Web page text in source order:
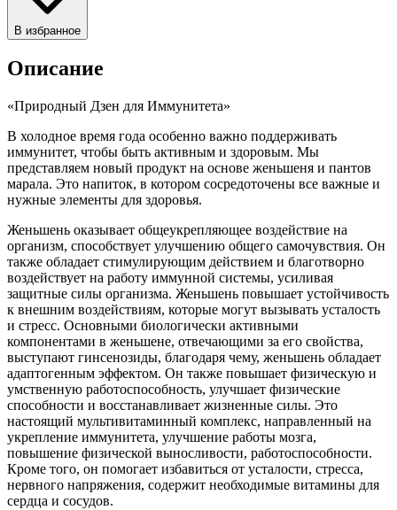
В избранное
Описание
«Природный Дзен для Иммунитета»
В холодное время года особенно важно поддерживать
иммунитет, чтобы быть активным и здоровым. Мы
представляем новый продукт на основе женьшеня и пантов
марала. Это напиток, в котором сосредоточены все важные и
нужные элементы для здоровья.
Женьшень оказывает общеукрепляющее воздействие на
организм, способствует улучшению общего самочувствия. Он
также обладает стимулирующим действием и благотворно
воздействует на работу иммунной системы, усиливая
защитные силы организма. Женьшень повышает устойчивость
к внешним воздействиям, которые могут вызывать усталость
и стресс. Основными биологически активными
компонентами в женьшене, отвечающими за его свойства,
выступают гинсенозиды, благодаря чему, женьшень обладает
адаптогенным эффектом. Он также повышает физическую и
умственную работоспособность, улучшает физические
способности и восстанавливает жизненные силы. Это
настоящий мультивитаминный комплекс, направленный на
укрепление иммунитета, улучшение работы мозга,
повышение физической выносливости, работоспособности.
Кроме того, он помогает избавиться от усталости, стресса,
нервного напряжения, содержит необходимые витамины для
сердца и сосудов.